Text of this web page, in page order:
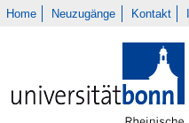
Home Neuzugänge Kontakt